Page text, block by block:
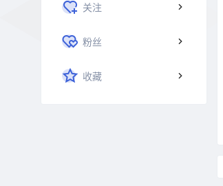
关注
粉丝
收藏